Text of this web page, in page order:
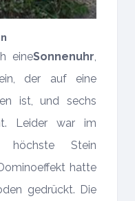
eineSonnenuhr
der auf eine
ist, und sechs
Leider war im
Stein
hatte
gedrückt. Die